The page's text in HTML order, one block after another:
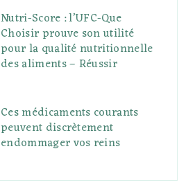
Nutri-Score : l’UFC-Que
Choisir prouve son utilité
pour la qualité nutritionnelle
des aliments – Réussir
Ces médicaments courants
peuvent discrètement
endommager vos reins